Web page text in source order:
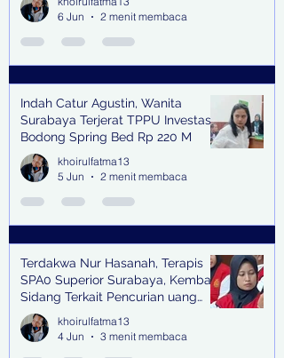
6 Jun
2 menit membaca
Indah Catur Agustin, Wanita
Surabaya Terjerat TPPU Investasi
Bodong Spring Bed Rp 220 M
khoirulfatma13
5 Jun
2 menit membaca
Terdakwa Nur Hasanah, Terapis
SPA0 Superior Surabaya, Kembali
Sidang Terkait Pencurian uang
senilai Rp1,285 M di PN Surabaya
khoirulfatma13
4 Jun
3 menit membaca